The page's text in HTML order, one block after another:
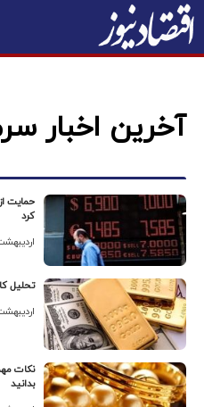
آخرین اخبار
حمایت
کرد
۱۱ اردیبهشت
تحلیل
۱۱ اردیبهشت
نکات
بدانید